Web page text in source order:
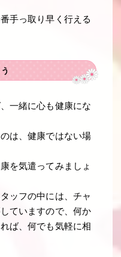
手っ取り早く行える
一緒に心も健康にな
は、健康ではない場
を気遣ってみましょ
ッフの中には、チャ
ていますので、何か
ば、何でも気軽に相